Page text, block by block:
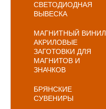
СВЕТОДИОДНАЯ
ВЫВЕСКА
МАГНИТНЫЙ ВИНИЛ,
АКРИЛОВЫЕ
ЗАГОТОВКИ ДЛЯ
МАГНИТОВ И
ЗНАЧКОВ
БРЯНСКИЕ
СУВЕНИРЫ